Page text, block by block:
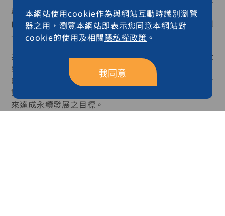
本網站使用cookie作為與網站互動時識別瀏覽
器之用，瀏覽本網站即表示您同意本網站對
cookie的使用及相關隱私權政策 。
我同意
專 (兼) 職單位，並設罝專案委員召集人（總經理），
由專案委員召集人指定專案負責人及各工作推行小組組
長，由專案負責人負責整合各工作推行。
為落實企業永續發展策略，各小組依據權責功能訂有企
業永續推動指標，永續發展委員會每年定期召開會議，
針對各項企業永續推動指標檢討前期執行成效，以及討
論下階段工作目標與計劃，藉由持續不斷的精進改善，
來達成永續發展之目標。